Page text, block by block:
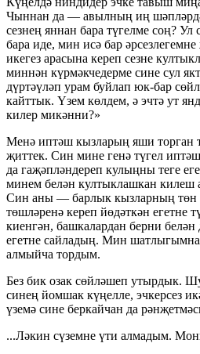
Чыннан да — авылның иң
сезнең яннан бара түгелме соң? Ул
бара иде, мин исә бар
икегез арасына кереп сезне
миннән күрмәкчедерме сине сул
дүртәүләп урам буйлап юк-бар
кайттык. Үзем көлдем, ә эчтә ут
килер микәнни?»
Менә иптәш кызларың яши торган
җиттек. Син мине генә түгел
да гаҗәпләндереп кулыңны теге
минем белән култыклашкан килеш
Син аны — барлык кызларның төн
төшләренә кереп йөдәткән егетне
киенгән, башкалардан берни
егетне сайладың. Мин
алмыйча тордым.
Без бик озак сөйләшеп утырдык.
синең йомшак күңелле, эчкерсез
үземә сине беркайчан да
...Ләкин сүземне үти алмадым.